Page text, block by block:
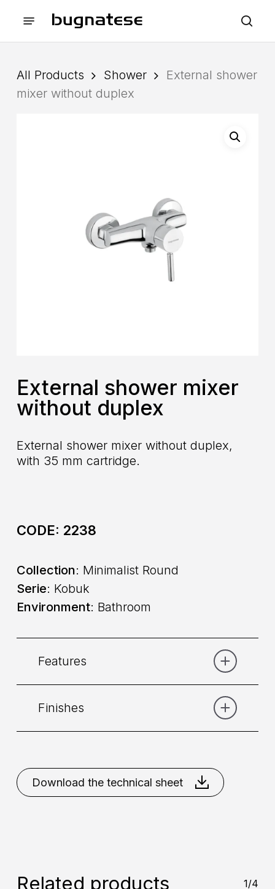
Menu
All Products Shower
External shower
mixer without duplex
External shower mixer
without duplex
External shower mixer without duplex,
with 35 mm cartridge.
CODE: 2238
Collection: Minimalist Round
Serie: Kobuk
Environment: Bathroom
Features
Command: Single lever
Finishes
Bronze Chrome Gold
Gold
Brushed
Matt Black
Matt
Bronze
Matt White
Natural
Download the technical sheet
Related products 1/4